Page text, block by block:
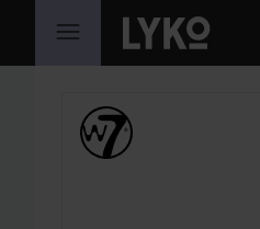
HOPPA TILL INNEHÅLLET